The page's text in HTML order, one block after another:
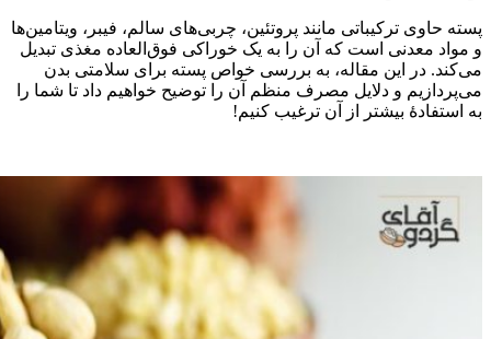
پسته حاوی ترکیباتی مانند پروتئین، چربی‌های سالم، فیبر، ویتامین‌ها
و مواد معدنی است که آن را به یک خوراکی فوق‌العاده مغذی تبدیل
می‌کند. در این مقاله، به بررسی خواص پسته برای سلامتی بدن
می‌پردازیم و دلایل مصرف منظم آن را توضیح خواهیم داد تا شما را
به استفادۀ بیشتر از آن ترغیب کنیم!